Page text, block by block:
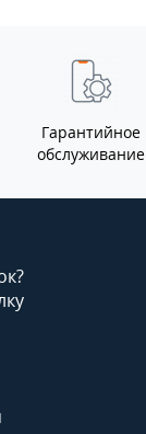
Гарантийное
обслуживание